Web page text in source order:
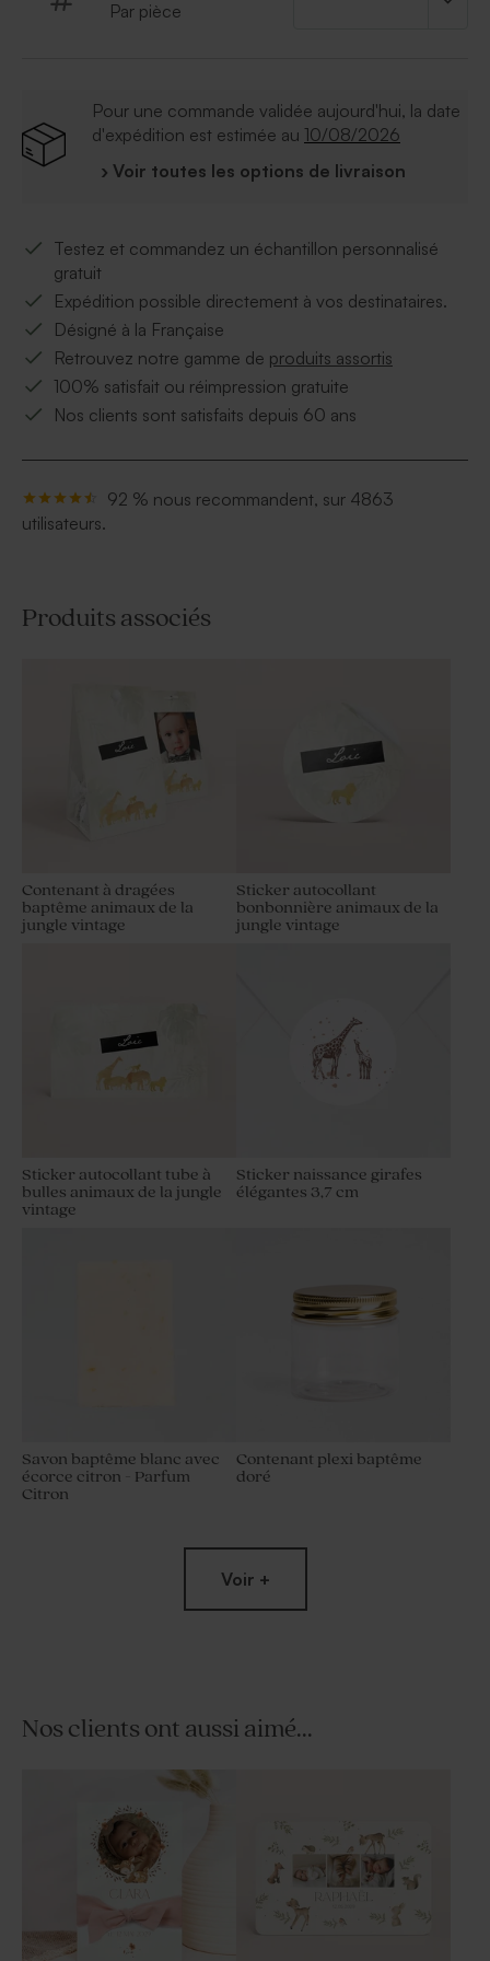
même collection.
Par pièce
Pour une commande validée aujourd'hui, la date
d'expédition est estimée au 10/08/2026
› Voir toutes les options de livraison
Testez et commandez un échantillon personnalisé
gratuit
Expédition possible directement à vos destinataires.
Désigné à la Française
Retrouvez notre gamme de produits assortis
100% satisfait ou réimpression gratuite
Nos clients sont satisfaits depuis 60 ans
92 % nous recommandent, sur 4863
utilisateurs.
Produits associés
Contenant à dragées
baptême animaux de la
jungle vintage
Sticker autocollant
bonbonnière animaux de la
jungle vintage
Sticker autocollant tube à
bulles animaux de la jungle
vintage
Sticker naissance girafes
élégantes 3,7 cm
Savon baptême blanc avec
écorce citron - Parfum
Citron
Contenant plexi baptême
doré
Contenant à dragées
baptême cloche doré
Voir +
Nos clients ont aussi aimé...